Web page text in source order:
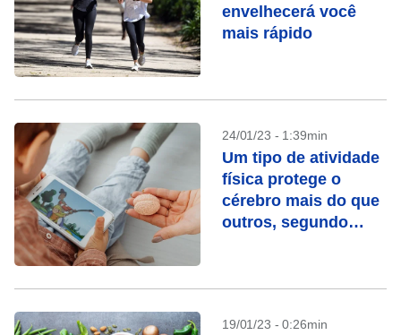
envelhecerá você
mais rápido
24/01/23 - 1:39min
Um tipo de atividade
física protege o
cérebro mais do que
outros, segundo
19/01/23 - 0:26min